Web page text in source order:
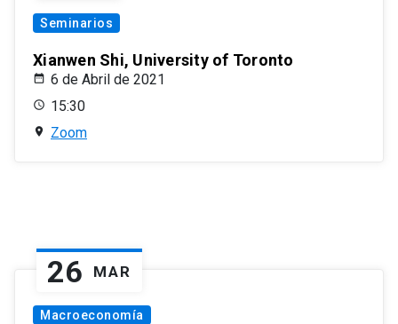
Seminarios
Xianwen Shi, University of Toronto
6 de Abril de 2021
15:30
Zoom
26 MAR
Macroeconomía